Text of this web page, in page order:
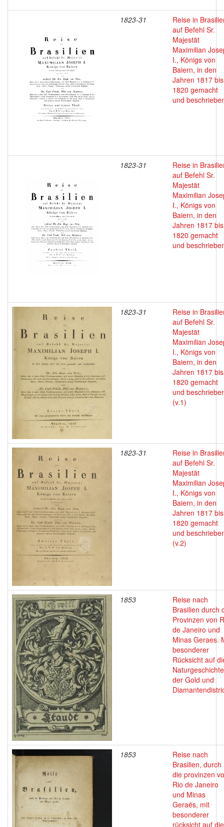
1823-31
Reise in
auf Befehl Sr.
Majestät
Maximilian
I., Königs von
Baiern, in den
Jahren 1817 bis
1820 gemacht
und
1823-31
Reise in
auf Befehl Sr.
Majestät
Maximilian
I., Königs von
Baiern, in den
Jahren 1817 bis
1820 gemacht
und
1823-31
Reise in
auf Befehl Sr.
Majestät
Maximilian
I., Königs von
Baiern, in den
Jahren 1817 bis
1820 gemacht
und
(v.1)
1823-31
Reise in
auf Befehl Sr.
Majestät
Maximilian
I., Königs von
Baiern, in den
Jahren 1817 bis
1820 gemacht
und
(v.2)
1853
Reise nach
Brasilien durch
Provinzen von
de Janeiro und
Minas Geraes.
besonderer
Rücksicht auf
Naturgeschichte
der Gold und
1853
Reise nach
Brasilien, durch
die provinzen
Rio de Janeiro
und Minas
Geraës, mit
besonderer
rücksicht auf die